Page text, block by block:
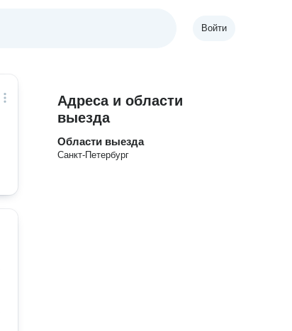
Войти
Адреса и области
выезда
Области выезда
Санкт-Петербург